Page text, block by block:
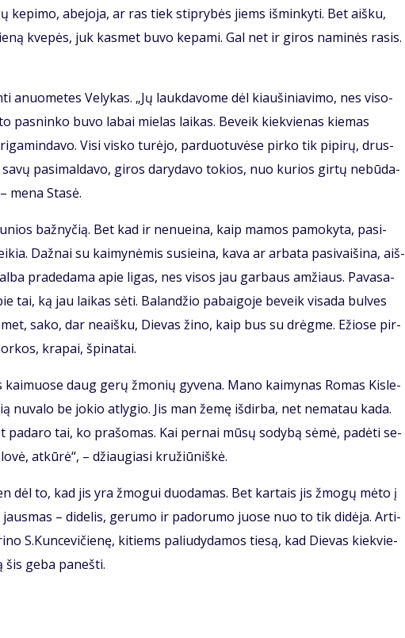
ke­pi­mo, abe­jo­ja, ar ras tiek stip­ry­bės jiems iš­min­ky­ti. Bet aiš­ku,
kve­pės, juk kas­met bu­vo ke­pa­mi. Gal net ir gi­ros na­mi­nės ra­sis.
anuo­me­tes Ve­ly­kas. „Jų lauk­da­vo­me dėl kiau­ši­nia­vi­mo, nes vi­so­
pas­nin­ko bu­vo la­bai mie­las lai­kas. Be­veik kiek­vie­nas kie­mas
Vi­si vis­ko tu­rė­jo, par­duo­tu­vė­se pir­ko tik pi­pi­rų, drus­
pa­si­mal­da­vo, gi­ros da­ry­da­vo to­kios, nuo ku­rios gir­tų ne­bū­da­
me­na Sta­sė.
baž­ny­čią. Bet kad ir ne­nu­ei­na, kaip ma­mos pa­mo­ky­ta, pa­si­
Daž­nai su kai­my­nė­mis su­si­ei­na, ka­va ar ar­ba­ta pa­si­vai­ši­na, aiš­
pra­de­da­ma apie li­gas, nes vi­sos jau gar­baus am­žiaus. Pa­va­sa­
tai, ką jau lai­kas sė­ti. Ba­lan­džio pa­bai­go­je be­veik vi­sa­da bul­ves
sa­ko, dar ne­aiš­ku, Die­vas ži­no, kaip bus su drėg­me. Ežio­se pir­
kra­pai, špi­na­tai.
daug ge­rų žmo­nių gy­ve­na. Ma­no kai­my­nas Ro­mas Kis­le­
nu­va­lo be jo­kio at­ly­gio. Jis man že­mę iš­dir­ba, net ne­ma­tau ka­da.
pa­da­ro tai, ko pra­šo­mas. Kai per­nai mū­sų so­dy­bą sė­mė, pa­dė­ti se­
at­kū­rė“, – džiau­gia­si kru­žiū­niš­kė.
dėl to, kad jis yra žmo­gui duo­da­mas. Bet kar­tais jis žmo­gų mė­to į
– di­de­lis, ge­ru­mo ir pa­do­ru­mo juo­se nuo to tik di­dė­ja. Ar­ti­
S.Kun­ce­vi­čie­nę, ki­tiems pa­liu­dy­da­mos tie­są, kad Die­vas kiek­vie­
ge­ba pa­neš­ti.